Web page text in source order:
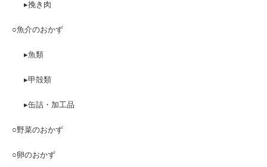
▸挽き肉
○魚介のおかず
▸魚類
▸甲殻類
▸缶詰・加工品
○野菜のおかず
○卵のおかず